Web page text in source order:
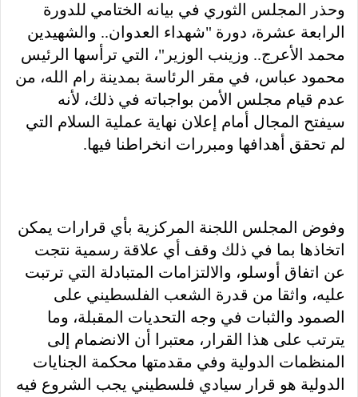
وحذر المجلس الثوري في بيانه الختامي للدورة
الرابعة عشرة، دورة "شهداء العدوان.. والشهيدين
محمد الأعرج.. وزينب الوزير"، التي ترأسها الرئيس
محمود عباس، في مقر الرئاسة بمدينة رام الله، من
عدم قيام مجلس الأمن بواجباته في ذلك، لأنه
سيفتح المجال أمام إعلان نهاية عملية السلام التي
لم تحقق أهدافها ومبررات انخراطنا فيها.
وفوض المجلس اللجنة المركزية بأي قرارات يمكن
اتخاذها بما في ذلك وقف أي علاقة رسمية نتجت
عن اتفاق أوسلو، والالتزامات المتبادلة التي ترتبت
عليه، واثقا من قدرة الشعب الفلسطيني على
الصمود والثبات في وجه التحديات المقبلة، وما
يترتب على هذا القرار، معتبرا أن الانضمام إلى
المنظمات الدولية وفي مقدمتها محكمة الجنايات
الدولية هو قرار سيادي فلسطيني يجب الشروع فيه